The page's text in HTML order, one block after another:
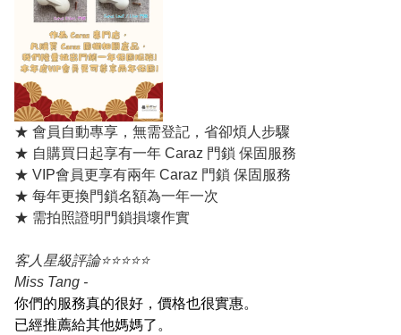
★ 會員自動專享，無需登記，省卻煩人步驟
★ 自購買日起享有一年 Caraz 門鎖 保固服務
★ VIP會員更享有兩年 Caraz 門鎖 保固服務
★ 每年更換門鎖名額為一年一次
★ 需拍照證明門鎖損壞作實
客人星級評論⭐️⭐️⭐️⭐️⭐️
Miss Tang -
你們的服務真的很好，價格也很實惠。
已經推薦給其他媽媽了。